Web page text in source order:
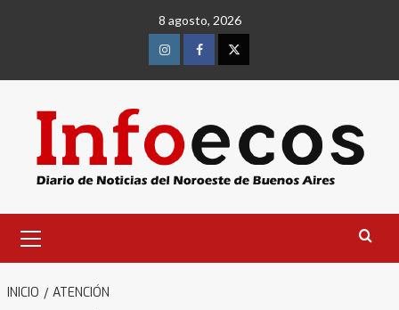
8 agosto, 2026
InstagramFacebookTwitter
primario
INICIO ATENCIÓN